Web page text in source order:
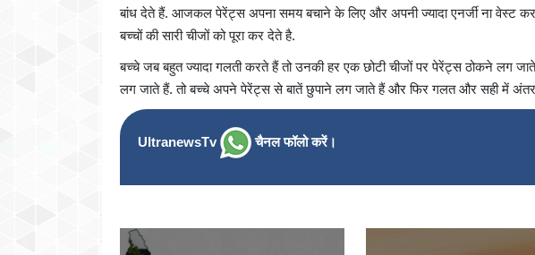
बांध देते हैं. आजकल पेरेंट्स अपना समय बचाने के लिए और अपनी ज्यादा एनर्जी ना वेस्ट
बच्चों की सारी चीजों को पूरा कर देते है.
बच्चे जब बहुत ज्यादा गलती करते हैं तो उनकी हर एक छोटी चीजों पर पेरेंट्स ठोकने लग
लग जाते हैं. तो बच्चे अपने पेरेंट्स से बातें छुपाने लग जाते हैं और फिर गलत और सही में अंतर
UltranewsTv चैनल फॉलो करें।